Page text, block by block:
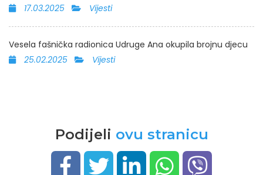
17.03.2025
Vijesti
Vesela fašnička radionica Udruge Ana okupila brojnu djecu
25.02.2025
Vijesti
Podijeli ovu stranicu